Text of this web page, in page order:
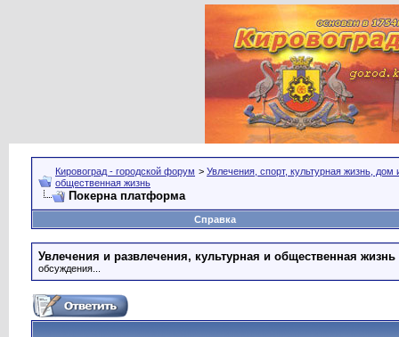
Кировоград - городской форум > Увлечения, спорт, культурная жизнь, дом
общественная жизнь
Покерна платформа
Справка
Увлечения и развлечения, культурная и общественная жизнь
обсуждения...